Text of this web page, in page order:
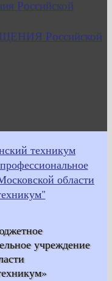
учреждение